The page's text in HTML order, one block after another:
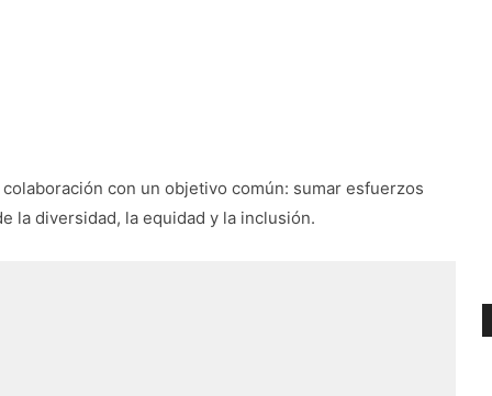
con un objetivo común: sumar esfuerzos
la diversidad, la equidad y la inclusión.